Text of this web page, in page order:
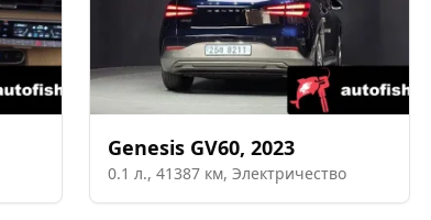
Genesis GV60, 2023
0.1 л., 41387 км, Электричество